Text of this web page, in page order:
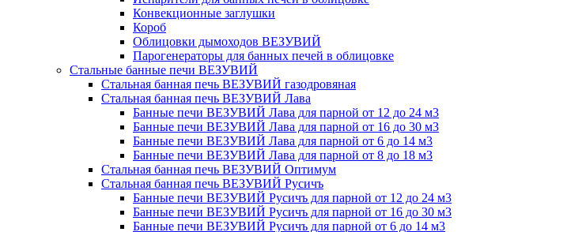
Конвекционные заглушки
Короб
Облицовки дымоходов ВЕЗУВИЙ
Парогенераторы для банных печей в облицовке
Стальные банные печи ВЕЗУВИЙ
Стальная банная печь ВЕЗУВИЙ газодровяная
Стальная банная печь ВЕЗУВИЙ Лава
Банные печи ВЕЗУВИЙ Лава для парной от 12 до 24 м3
Банные печи ВЕЗУВИЙ Лава для парной от 16 до 30 м3
Банные печи ВЕЗУВИЙ Лава для парной от 6 до 14 м3
Банные печи ВЕЗУВИЙ Лава для парной от 8 до 18 м3
Стальная банная печь ВЕЗУВИЙ Оптимум
Стальная банная печь ВЕЗУВИЙ Русичъ
Банные печи ВЕЗУВИЙ Русичъ для парной от 12 до 24 м3
Банные печи ВЕЗУВИЙ Русичъ для парной от 16 до 30 м3
Банные печи ВЕЗУВИЙ Русичъ для парной от 6 до 14 м3